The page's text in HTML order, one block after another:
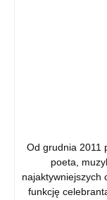
Od grudnia 2011
poeta,
najaktywniejszych
funkcję